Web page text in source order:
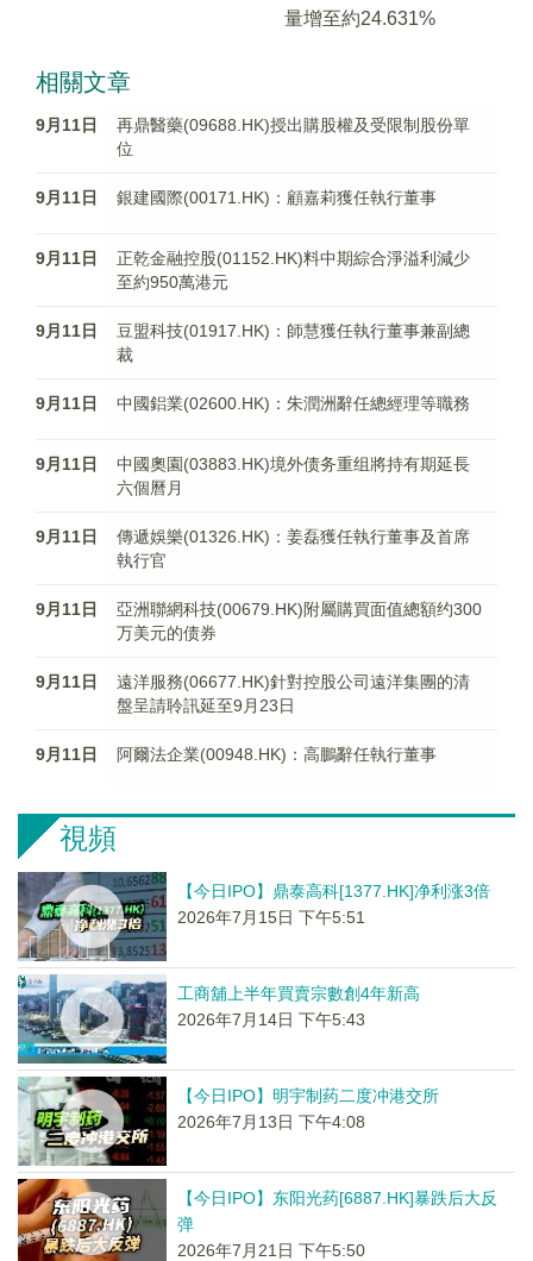
量增至約24.631%
相關文章
9月11日
再鼎醫藥(09688.HK)授出購股權及受限制股份單
位
9月11日 銀建國際(00171.HK)：顧嘉莉獲任執行董事
9月11日
正乾金融控股(01152.HK)料中期綜合淨溢利減少
至約950萬港元
9月11日
豆盟科技(01917.HK)：師慧獲任執行董事兼副總
裁
9月11日 中國鋁業(02600.HK)：朱潤洲辭任總經理等職務
9月11日
中國奧園(03883.HK)境外债务重组將持有期延長
六個曆月
9月11日
傳遞娛樂(01326.HK)：姜磊獲任執行董事及首席
執行官
9月11日
亞洲聯網科技(00679.HK)附屬購買面值總額约300
万美元的债券
9月11日
遠洋服務(06677.HK)針對控股公司遠洋集團的清
盤呈請聆訊延至9月23日
9月11日 阿爾法企業(00948.HK)：高鵬辭任執行董事
視頻
【今日IPO】鼎泰高科[1377.HK]净利涨3倍
2026年7月15日 下午5:51
工商舖上半年買賣宗數創4年新高
2026年7月14日 下午5:43
【今日IPO】明宇制药二度冲港交所
2026年7月13日 下午4:08
【今日IPO】东阳光药[6887.HK]暴跌后大反
弹
2026年7月21日 下午5:50